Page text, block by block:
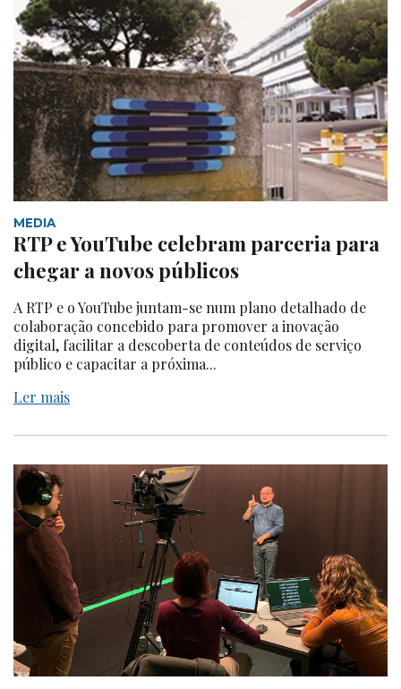
MEDIA
RTP e YouTube celebram parceria para
chegar a novos públicos
A RTP e o YouTube juntam-se num plano detalhado de
colaboração concebido para promover a inovação
digital, facilitar a descoberta de conteúdos de serviço
público e capacitar a próxima...
Ler mais